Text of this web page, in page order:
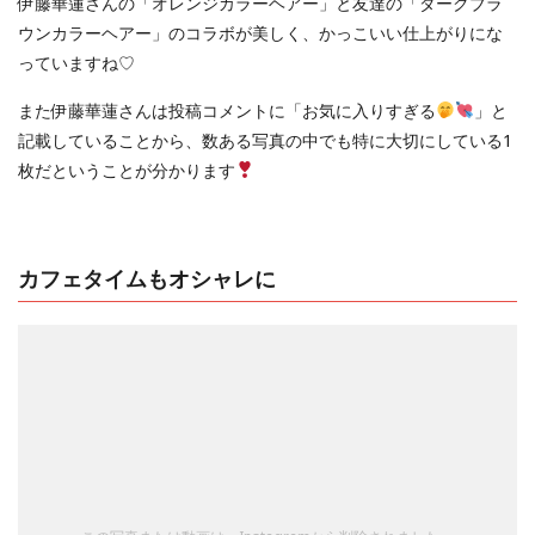
ウンカラーヘアー」のコラボが美しく、かっこいい仕上がりにな
っていますね♡
また伊藤華蓮さんは投稿コメントに「お気に入りすぎる
」と
記載していることから、数ある写真の中でも特に大切にしている1
枚だということが分かります
カフェタイムもオシャレに